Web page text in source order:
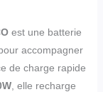
est une batterie
accompagner
de charge rapide
, elle recharge